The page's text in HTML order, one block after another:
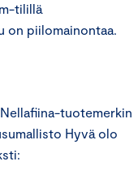
tilillä
on piilomainontaa.
tuotemerkin
Hyvä olo